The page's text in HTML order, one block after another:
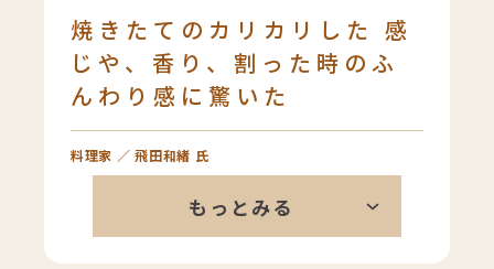
つだと思います。
焼きたてのカリカリした 感
じや、香り、割った時のふ
んわり感に驚いた
料理家 ／ 飛田和緒 氏
本当に好き。ベーカリーのパンとは
もっとみる